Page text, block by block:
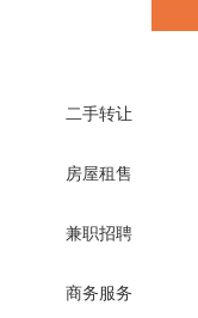
二手转让
房屋租售
兼职招聘
商务服务